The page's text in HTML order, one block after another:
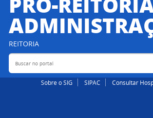
Acesso à
REITORIA
Buscar no portal
Sobre o SIG SIPAC Consultar